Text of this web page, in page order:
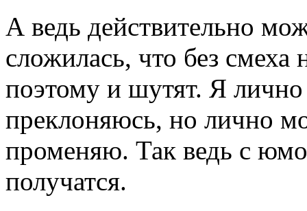
А ведь действительно
сложилась, что без
поэтому и шутят. Я
преклоняюсь, но лично
променяю. Так ведь с
получатся.